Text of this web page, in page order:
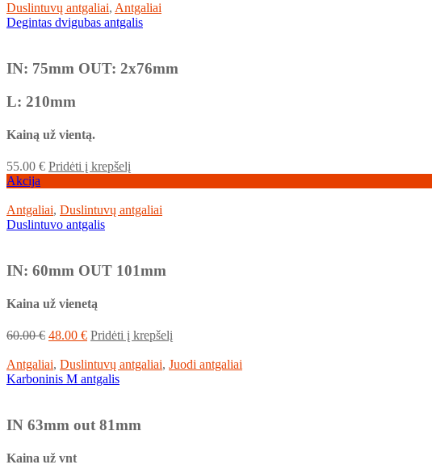
Duslintuvų antgaliai, Antgaliai
Degintas dvigubas antgalis
IN: 75mm OUT: 2x76mm
L: 210mm
Kainą už vientą.
55.00 € Pridėti į krepšelį
Akcija
Antgaliai, Duslintuvų antgaliai
Duslintuvo antgalis
IN: 60mm OUT 101mm
Kaina už vienetą
60.00€ 48.00 € Pridėti į krepšelį
Antgaliai, Duslintuvų antgaliai, Juodi antgaliai
Karboninis M antgalis
IN 63mm out 81mm
Kaina už vnt